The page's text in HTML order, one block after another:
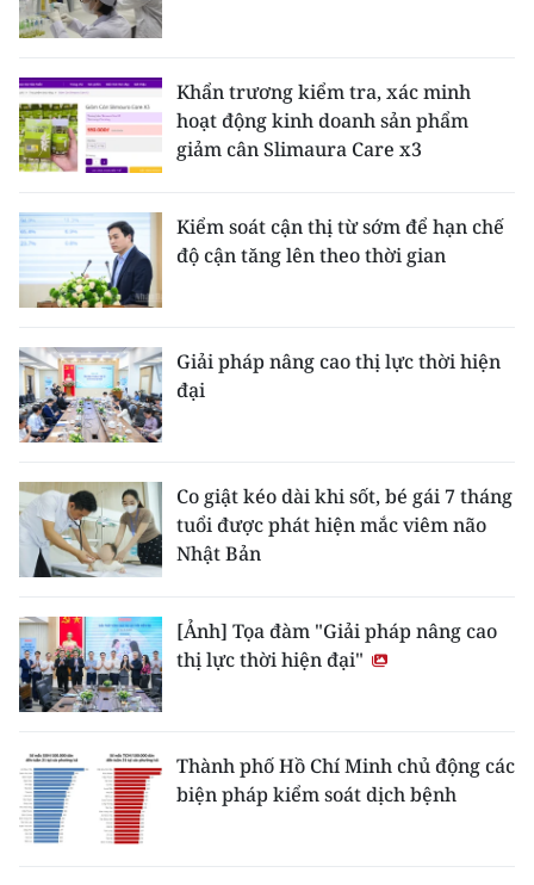
Khẩn trương kiểm tra, xác minh
hoạt động kinh doanh sản phẩm
giảm cân Slimaura Care x3
Kiểm soát cận thị từ sớm để hạn chế
độ cận tăng lên theo thời gian
Giải pháp nâng cao thị lực thời hiện
đại
Co giật kéo dài khi sốt, bé gái 7 tháng
tuổi được phát hiện mắc viêm não
Nhật Bản
[Ảnh] Tọa đàm "Giải pháp nâng cao
thị lực thời hiện đại"
Thành phố Hồ Chí Minh chủ động các
biện pháp kiểm soát dịch bệnh